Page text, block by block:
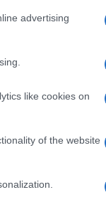
advertising
like cookies on
of the website
quello